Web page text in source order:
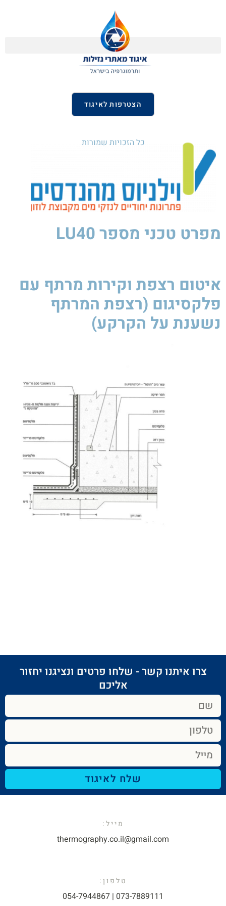
הצטרפות לאיגוד
כל הזכויות שמורות
מפרט טכני מספר LU40
איטום רצפת וקירות מרתף עם
פלקסיגום (רצפת המרתף
נשענת על הקרקע)
צרו איתנו קשר - שלחו פרטים ונציגנו יחזור
אליכם​
שלח לאיגוד
מייל:​
thermography.co.il@gmail.com​
טלפון:
073-7889111 | 054-7944867​